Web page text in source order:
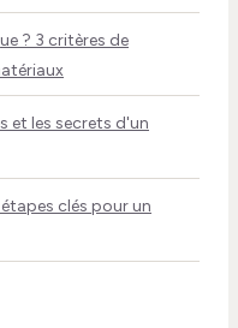
? 3 critères de
et les secrets d'un
clés pour un